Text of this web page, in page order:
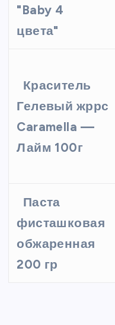
"Baby 4
цвета"
Краситель
Гелевый жррс
Caramella —
Лайм 100г
Паста
фисташковая
обжаренная
200 гр